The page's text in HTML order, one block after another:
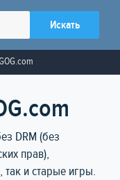
DRM (без
прав),
и старые игры.